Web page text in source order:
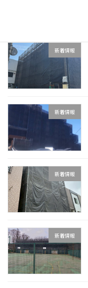
新着情報
新着情報
新着情報
新着情報